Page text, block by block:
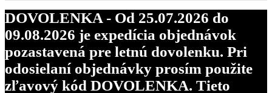
DOVOLENKA - Od 25.07.2026 do
09.08.2026 je expedícia objednávok
pozastavená pre letnú dovolenku. Pri
odosielaní objednávky prosím použite
zľavový kód DOVOLENKA. Tieto